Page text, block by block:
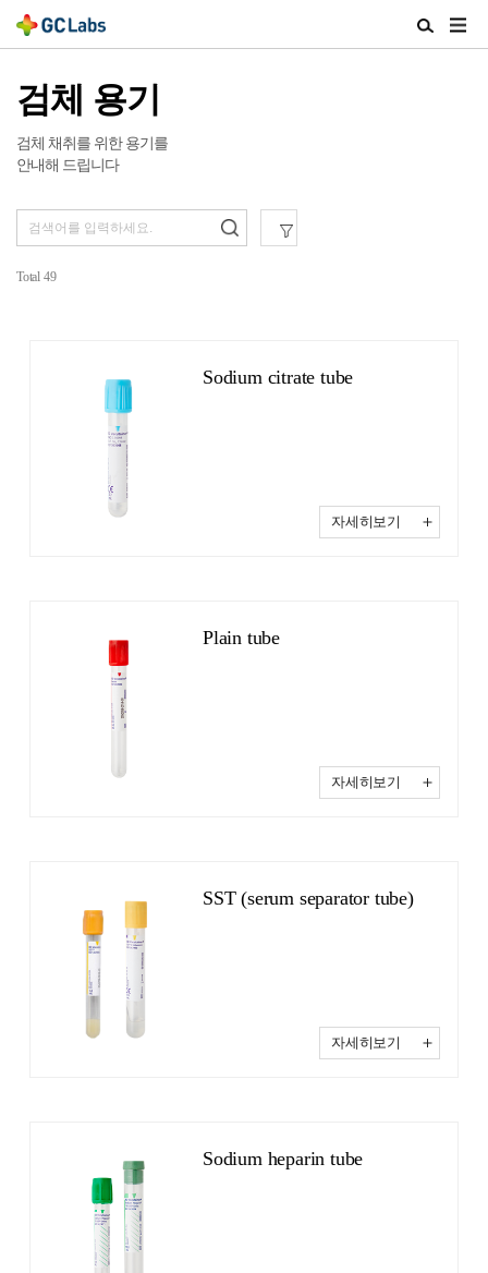
검
색
검체 용기
검체 채취를 위한 용기를
안내해 드립니다
Total 49
Sodium citrate tube
자세히보기
Plain tube
자세히보기
SST (serum separator tube)
자세히보기
Sodium heparin tube